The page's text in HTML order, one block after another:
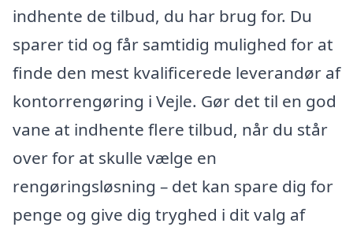
indhente de tilbud, du har brug for. Du
sparer tid og får samtidig mulighed for at
finde den mest kvalificerede leverandør af
kontorrengøring i Vejle. Gør det til en god
vane at indhente flere tilbud, når du står
over for at skulle vælge en
rengøringsløsning – det kan spare dig for
penge og give dig tryghed i dit valg af